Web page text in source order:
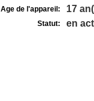
Age de l'appareil: 17
Statut: en